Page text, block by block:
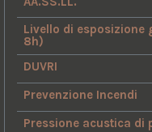
Livello di esposizione
8h)
DUVRI
Prevenzione Incendi
Pressione acustica di